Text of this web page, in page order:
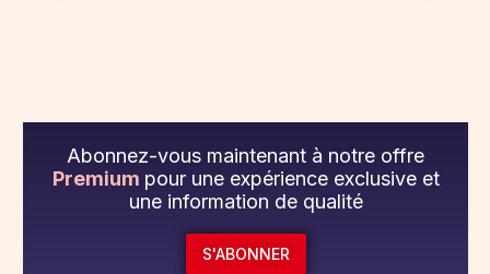
Abonnez-vous maintenant à notre offre
Premium pour une expérience exclusive et
une information de qualité
S'ABONNER